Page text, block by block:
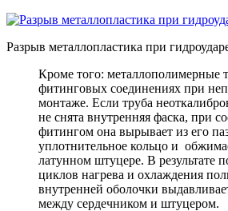
Разрыв металлопластика при
Кроме того: металлополимерные
фитинговых соединениях при
монтаже. Если труба
не снята внутренняя фаска, при
фитингом она вырывает из его
уплотнительное кольцо и
латунном штуцере. В результате
циклов нагрева и охлаждения
внутренней оболочки
между сердечником и штуцером.